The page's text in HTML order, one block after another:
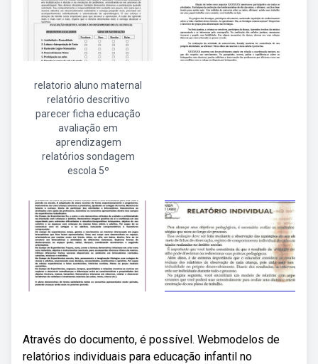
relatorio aluno maternal
relatório descritivo
parecer ficha educação
avaliação em
aprendizagem
relatórios sondagem
escola 5º
Através do documento, é possível. Webmodelos de
relatórios individuais para educação infantil no